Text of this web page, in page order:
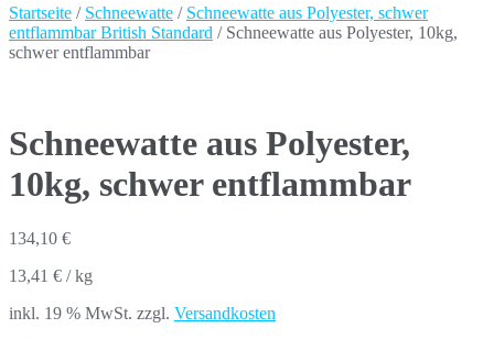
Startseite / Schneewatte / Schneewatte aus Polyester, schwer
entflammbar British Standard / Schneewatte aus Polyester, 10kg,
schwer entflammbar
Schneewatte aus Polyester,
10kg, schwer entflammbar
134,10 €
13,41 € /kg
inkl. 19 % MwSt. zzgl. Versandkosten